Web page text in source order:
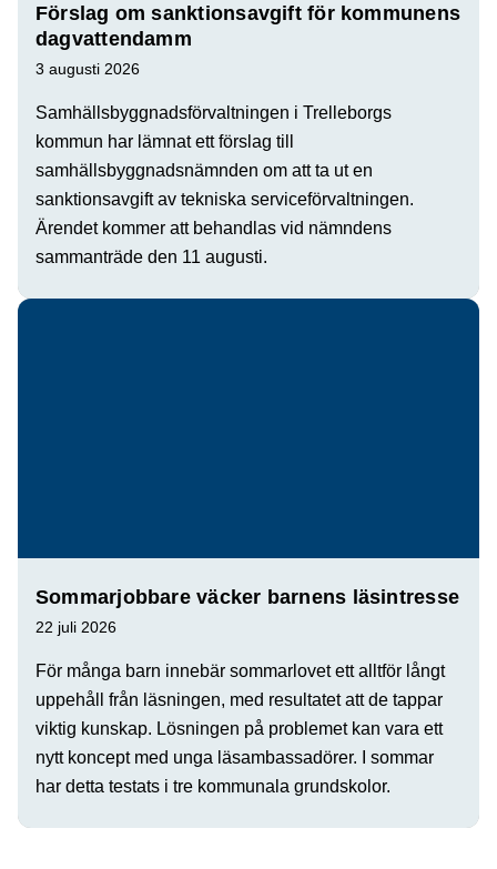
Förslag om sanktionsavgift för kommunens
dagvattendamm
3 augusti 2026
Samhällsbyggnadsförvaltningen i Trelleborgs
kommun har lämnat ett förslag till
samhällsbyggnadsnämnden om att ta ut en
sanktionsavgift av tekniska serviceförvaltningen.
Ärendet kommer att behandlas vid nämndens
sammanträde den 11 augusti.
Sommarjobbare väcker barnens läsintresse
22 juli 2026
För många barn innebär sommarlovet ett alltför långt
uppehåll från läsningen, med resultatet att de tappar
viktig kunskap. Lösningen på problemet kan vara ett
nytt koncept med unga läsambassadörer. I sommar
har detta testats i tre kommunala grundskolor.